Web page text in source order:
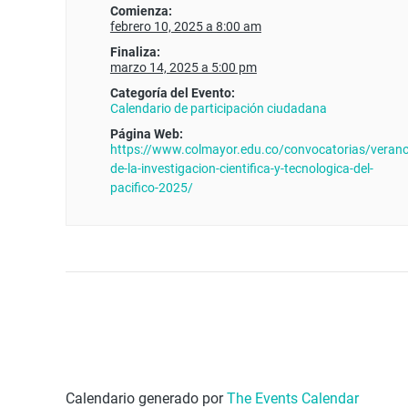
Comienza:
febrero 10, 2025 a 8:00 am
Finaliza:
marzo 14, 2025 a 5:00 pm
Categoría del Evento:
Calendario de participación ciudadana
Página Web:
https://www.colmayor.edu.co/convocatorias/
de-la-investigacion-cientifica-y-tecnologica-del-
pacifico-2025/
Calendario generado porThe Events Calendar